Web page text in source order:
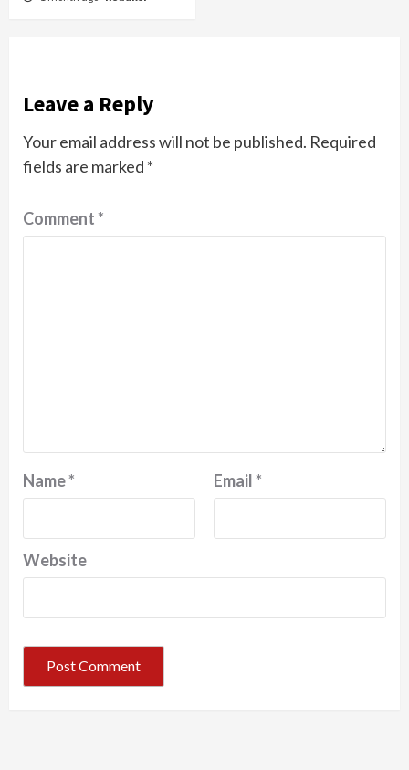
Leave a Reply
Your email address will not be published. Required
fields are marked *
Comment*
Name* Email*
Website